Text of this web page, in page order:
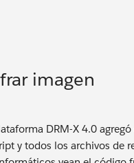
imagen
DRM-X 4.0
y todos los archivos de